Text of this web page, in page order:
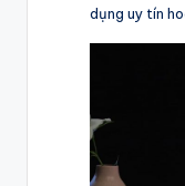
dụng uy tín